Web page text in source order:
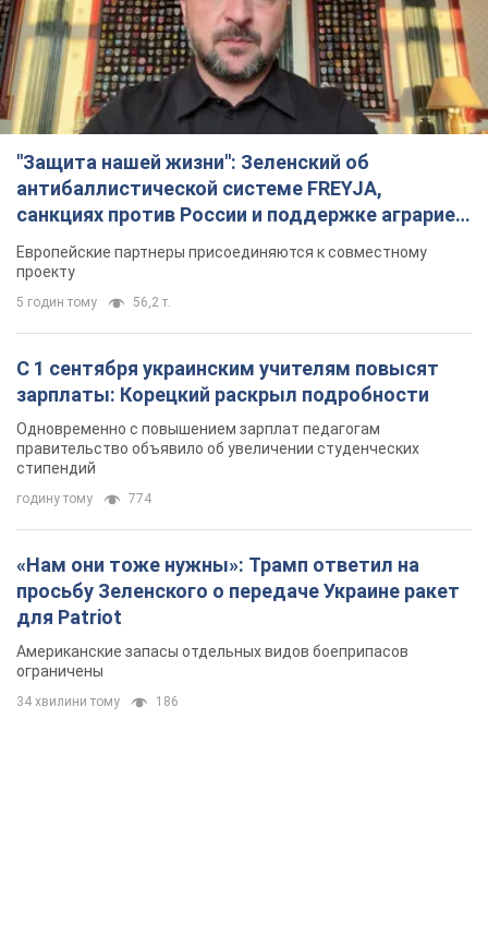
"Защита нашей жизни": Зеленский об
антибаллистической системе FREYJA,
санкциях против России и поддержке аграриев.
Видео
Европейские партнеры присоединяются к совместному
проекту
5 годин тому 56,2 т.
С 1 сентября украинским учителям повысят
зарплаты: Корецкий раскрыл подробности
Одновременно с повышением зарплат педагогам
правительство объявило об увеличении студенческих
стипендий
годину тому 774
«Нам они тоже нужны»: Трамп ответил на
просьбу Зеленского о передаче Украине ракет
для Patriot
Американские запасы отдельных видов боеприпасов
ограничены
34 хвилини тому 186